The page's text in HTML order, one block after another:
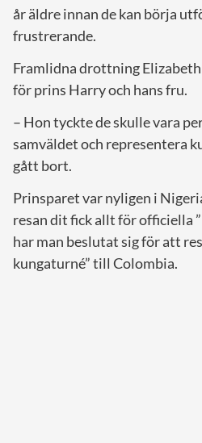
år äldre innan de kan börja
frustrerande.
Framlidna drottning
för prins Harry och hans fru.
– Hon tyckte de skulle vara
samväldet och representera
gått bort.
Prinsparet var nyligen i
resan dit fick allt för officiella
har man beslutat sig för att
kungaturné” till Colombia.